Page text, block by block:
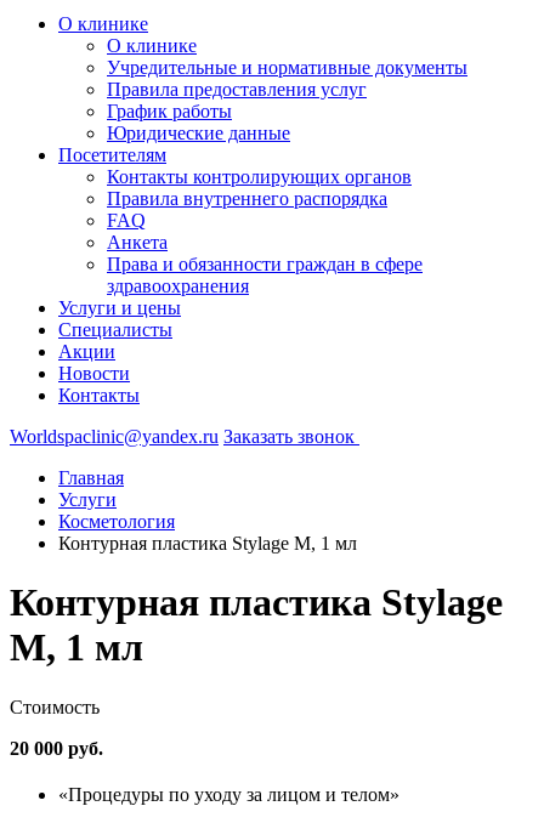
О клинике
О клинике
Учредительные и нормативные документы
Правила предоставления услуг
График работы
Юридические данные
Посетителям
Контакты контролирующих органов
Правила внутреннего распорядка
FAQ
Анкета
Права и обязанности граждан в сфере
здравоохранения
Услуги и цены
Специалисты
Акции
Новости
Контакты
Worldspaclinic@yandex.ru Заказать звонок
Главная
Услуги
Косметология
Контурная пластика Stylage M, 1 мл
Контурная пластика Stylage
M, 1 мл
Стоимость
20 000 руб.
«Процедуры по уходу за лицом и телом»